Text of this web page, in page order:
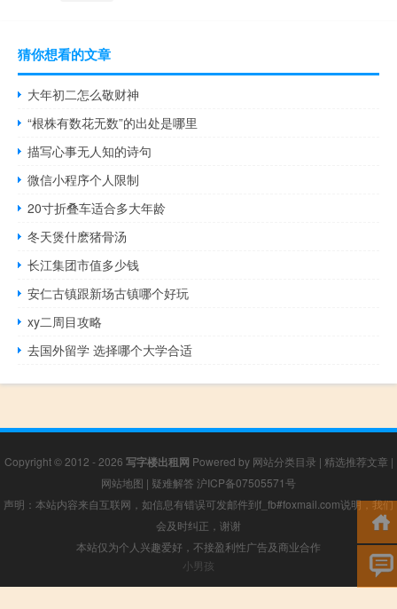
猜你想看的文章
大年初二怎么敬财神
“根株有数花无数”的出处是哪里
描写心事无人知的诗句
微信小程序个人限制
20寸折叠车适合多大年龄
冬天煲什麽猪骨汤
长江集团市值多少钱
安仁古镇跟新场古镇哪个好玩
xy二周目攻略
去国外留学 选择哪个大学合适
Copyright © 2012 - 2026 写字楼出租网 Powered by 网站分类目录 | 精选推荐文章 |
网站地图 | 疑难解答 沪ICP备07505571号
声明：本站内容来自互联网，如信息有错误可发邮件到f_fb#foxmail.com说明，我们
会及时纠正，谢谢
本站仅为个人兴趣爱好，不接盈利性广告及商业合作
小男孩